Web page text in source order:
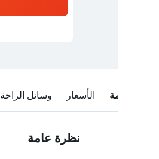
نظرة عامة الأسعار وسائل الراحة
نظرة عامة